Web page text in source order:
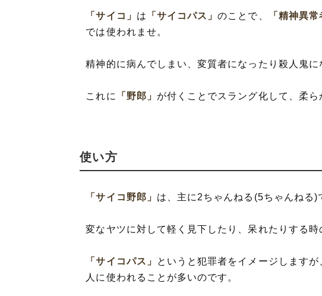
「サイコ」 は 「サイコパス」のことで、 「精神異常
では使われませ。
精神的に病んでしまい、変質者になったり殺人鬼に
これに 「野郎」 が付くことでスラング化して、柔ら
使い方
「サイコ野郎」 は、主に2ちゃんねる(5ちゃんねる)
変なヤツに対して軽く見下したり、呆れたりする時
「サイコパス」
というと犯罪者をイメージします
人に使われることが多いのです。